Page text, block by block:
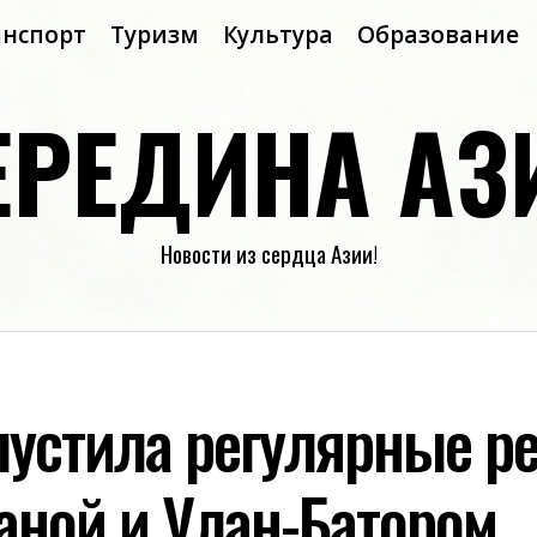
Туризм Культура Образование
Новости из сердца Азии!
регулярные